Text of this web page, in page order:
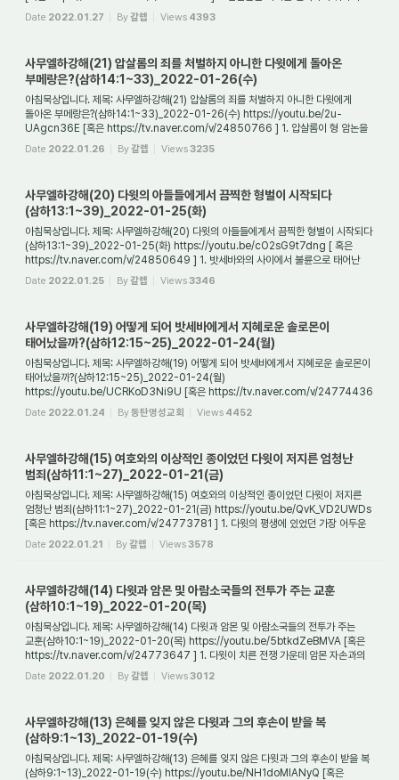
어떻게 자신의 힘...
Date 2022.01.27 By갈렙 Views 4393
사무엘하강해(21) 압살롬의 죄를 처벌하지 아니한 다윗에게 돌아온
부메랑은?(삼하14:1~33)_2022-01-26(수)
아침묵상입니다. 제목: 사무엘하강해(21) 압살롬의 죄를 처벌하지 아니한 다윗에게
돌아온 부메랑은?(삼하14:1~33)_2022-01-26(수) https://youtu.be/2u-
UAgcn36E [혹은 https://tv.naver.com/v/24850766 ] 1. 압살롬이 형 암논을
죽이고 3년이 흐른 뒤에 왕궁...
Date 2022.01.26 By갈렙 Views3235
사무엘하강해(20) 다윗의 아들들에게서 끔찍한 형벌이 시작되다
(삼하13:1~39)_2022-01-25(화)
아침묵상입니다. 제목: 사무엘하강해(20) 다윗의 아들들에게서 끔찍한 형벌이 시작되다
(삼하13:1~39)_2022-01-25(화) https://youtu.be/cO2sG9t7dng [ 혹은
https://tv.naver.com/v/24850649 ] 1. 밧세바와의 사이에서 불륜으로 태어난
아기가 죽은 후에 다윗...
Date 2022.01.25 By갈렙 Views3346
사무엘하강해(19) 어떻게 되어 밧세바에게서 지혜로운 솔로몬이
태어났을까?(삼하12:15~25)_2022-01-24(월)
아침묵상입니다. 제목: 사무엘하강해(19) 어떻게 되어 밧세바에게서 지혜로운 솔로몬이
태어났을까?(삼하12:15~25)_2022-01-24(월)
https://youtu.be/UCRKoD3Ni9U [혹은 https://tv.naver.com/v/24774436
] 1. 다윗이 밧세바와의 불륜을 통해서 태어난 아이와 ...
Date 2022.01.24 By동탄명성교회 Views 4452
사무엘하강해(15) 여호와의 이상적인 종이었던 다윗이 저지른 엄청난
범죄(삼하11:1~27)_2022-01-21(금)
아침묵상입니다. 제목: 사무엘하강해(15) 여호와의 이상적인 종이었던 다윗이 저지른
엄청난 범죄(삼하11:1~27)_2022-01-21(금) https://youtu.be/QvK_VD2UWDs
[혹은 https://tv.naver.com/v/24773781 ] 1. 다윗의 평생에 있었던 가장 어두운
사건이자 그의 인...
Date 2022.01.21 By갈렙 Views3578
사무엘하강해(14) 다윗과 암몬 및 아람소국들의 전투가 주는 교훈
(삼하10:1~19)_2022-01-20(목)
아침묵상입니다. 제목: 사무엘하강해(14) 다윗과 암몬 및 아람소국들의 전투가 주는
교훈(삼하10:1~19)_2022-01-20(목) https://youtu.be/5btkdZeBMVA [혹은
https://tv.naver.com/v/24773647 ] 1. 다윗이 치른 전쟁 가운데 암몬 자손과의
전쟁은 왜 중요한가?...
Date 2022.01.20 By갈렙 Views3012
사무엘하강해(13) 은혜를 잊지 않은 다윗과 그의 후손이 받을 복
(삼하9:1~13)_2022-01-19(수)
아침묵상입니다. 제목: 사무엘하강해(13) 은혜를 잊지 않은 다윗과 그의 후손이 받을 복
(삼하9:1~13)_2022-01-19(수) https://youtu.be/NH1doMlANyQ [혹은